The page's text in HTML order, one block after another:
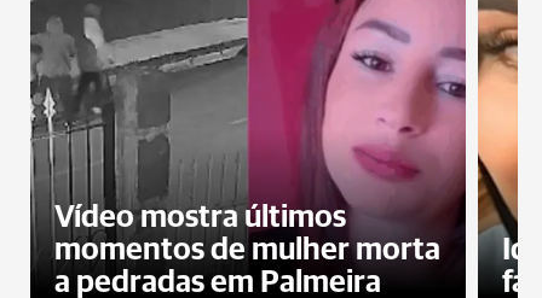
Vídeo mostra últimos
momentos de mulher morta
a pedradas em Palmeira